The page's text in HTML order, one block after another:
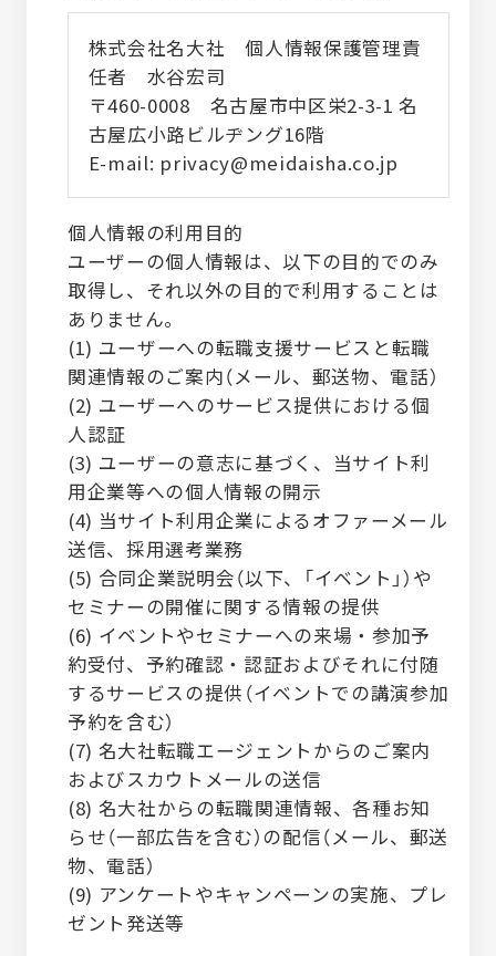
株式会社名大社 個人情報保護管理責
任者 水谷宏司
〒460-0008 名古屋市中区栄2-3-1 名
古屋広小路ビルヂング16階
E-mail: privacy@meidaisha.co.jp
個人情報の利用目的
ユーザーの個人情報は、以下の目的でのみ
取得し、それ以外の目的で利用することは
ありません。
(1) ユーザーへの転職支援サービスと転職
関連情報のご案内（メール、郵送物、電話）
(2) ユーザーへのサービス提供における個
人認証
(3) ユーザーの意志に基づく、当サイト利
用企業等への個人情報の開示
(4) 当サイト利用企業によるオファーメール
送信、採用選考業務
(5) 合同企業説明会（以下、「イベント」）や
セミナーの開催に関する情報の提供
(6) イベントやセミナーへの来場・参加予
約受付、予約確認・認証およびそれに付随
するサービスの提供（イベントでの講演参加
予約を含む）
(7) 名大社転職エージェントからのご案内
およびスカウトメールの送信
(8) 名大社からの転職関連情報、各種お知
らせ（一部広告を含む）の配信（メール、郵送
物、電話）
(9) アンケートやキャンペーンの実施、プレ
ゼント発送等